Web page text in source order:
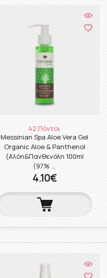
42 Πόντοι
Messinian Spa Aloe Vera Gel
Organic Aloe & Panthenol
(Αλόη&Πανθενόλη 100ml
(97% …
4.10€